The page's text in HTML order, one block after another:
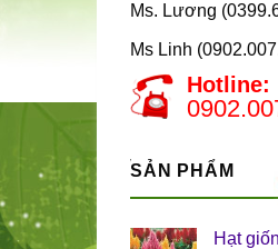
Ms. Lương
Ms Linh
Hotline:
SẢN PHẨM
Hạt